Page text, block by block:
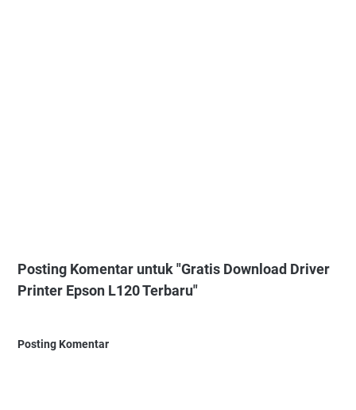
Posting Komentar untuk "Gratis Download Driver
Printer Epson L120 Terbaru"
Posting Komentar